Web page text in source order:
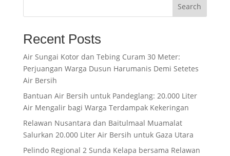
Search
Recent Posts
Air Sungai Kotor dan Tebing Curam 30 Meter:
Perjuangan Warga Dusun Harumanis Demi Setetes
Air Bersih
Bantuan Air Bersih untuk Pandeglang: 20.000 Liter
Air Mengalir bagi Warga Terdampak Kekeringan
Relawan Nusantara dan Baitulmaal Muamalat
Salurkan 20.000 Liter Air Bersih untuk Gaza Utara
Pelindo Regional 2 Sunda Kelapa bersama Relawan